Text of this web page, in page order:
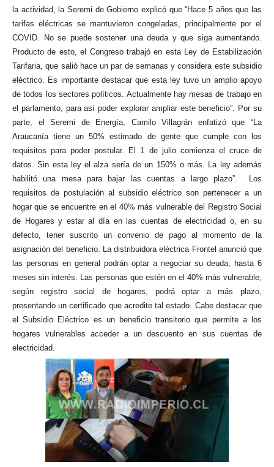
la actividad, la Seremi de Gobierno explicó que “Hace 5 años que las
tarifas eléctricas se mantuvieron congeladas, principalmente por el
COVID. No se puede sostener una deuda y que siga aumentando.
Producto de esto, el Congreso trabajó en esta Ley de Estabilización
Tarifaria, que salió hace un par de semanas y considera este subsidio
eléctrico. Es importante destacar que esta ley tuvo un amplio apoyo
de todos los sectores políticos. Actualmente hay mesas de trabajo en
el parlamento, para así poder explorar ampliar este beneficio”. Por su
parte, el Seremi de Energía, Camilo Villagrán enfatizó que “La
Araucanía tiene un 50% estimado de gente que cumple con los
requisitos para poder postular. El 1 de julio comienza el cruce de
datos. Sin esta ley el alza sería de un 150% o más. La ley además
habilitó una mesa para bajar las cuentas a largo plazo”. Los
requisitos de postulación al subsidio eléctrico son pertenecer a un
hogar que se encuentre en el 40% más vulnerable del Registro Social
de Hogares y estar al día en las cuentas de electricidad o, en su
defecto, tener suscrito un convenio de pago al momento de la
asignación del beneficio. La distribuidora eléctrica Frontel anunció que
las personas en general podrán optar a negociar su deuda, hasta 6
meses sin interés. Las personas que estén en el 40% más vulnerable,
según registro social de hogares, podrá optar a más plazo,
presentando un certificado que acredite tal estado. Cabe destacar que
el Subsidio Eléctrico es un beneficio transitorio que permite a los
hogares vulnerables acceder a un descuento en sus cuentas de
electricidad.